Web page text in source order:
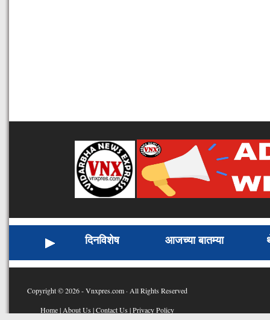
दिनविशेष आजच्या बातम्या
Copyright © 2026 - Vnxpres.com · All Rights Reserved
Home|About Us |Contact Us |Privacy Policy